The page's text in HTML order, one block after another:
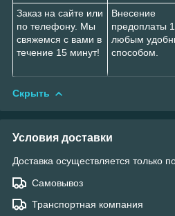
Заказ на сайте или
по телефону. Мы
свяжемся с вами в
течение 15 минут!
Внесение
предоплаты
любым
способом.
Скрыть
Условия доставки
Доставка осуществляется только
Самовывоз
Транспортная компания